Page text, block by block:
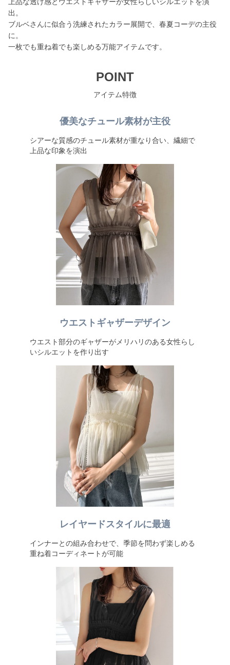
出。
ブルベさんに似合う洗練されたカラー展開で、春夏コーデの主役
に。
一枚でも重ね着でも楽しめる万能アイテムです。
POINT
アイテム特徴
優美なチュール素材が主役
シアーな質感のチュール素材が重なり合い、繊細で
上品な印象を演出
ウエストギャザーデザイン
ウエスト部分のギャザーがメリハリのある女性らし
いシルエットを作り出す
レイヤードスタイルに最適
インナーとの組み合わせで、季節を問わず楽しめる
重ね着コーディネートが可能